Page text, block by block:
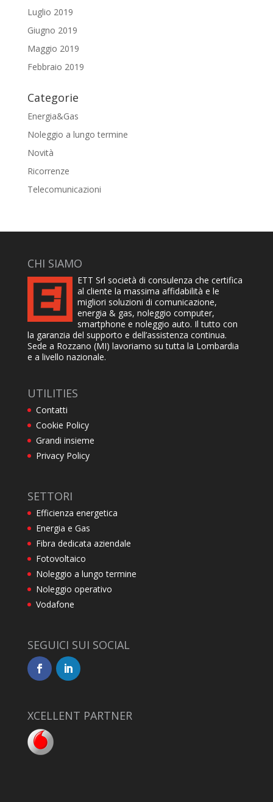
Luglio 2019
Giugno 2019
Maggio 2019
Febbraio 2019
Categorie
Energia&Gas
Noleggio a lungo termine
Novità
Ricorrenze
Telecomunicazioni
CHI SIAMO
ETT Srl società di consulenza che certifica
al cliente la massima affidabilità e le
migliori soluzioni di comunicazione,
energia & gas, noleggio computer,
smartphone e noleggio auto. Il tutto con
la garanzia del supporto e dell’assistenza continua.
Sede a Rozzano (MI) lavoriamo su tutta la Lombardia
e a livello nazionale.
UTILITIES
Contatti
Cookie Policy
Grandi insieme
Privacy Policy
SETTORI
Efficienza energetica
Energia e Gas
Fibra dedicata aziendale
Fotovoltaico
Noleggio a lungo termine
Noleggio operativo
Vodafone
SEGUICI SUI SOCIAL
XCELLENT PARTNER